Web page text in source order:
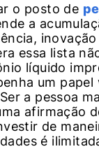
o posto de
a
essa lista
líquido
um
a pessoa
afirmação
de
é